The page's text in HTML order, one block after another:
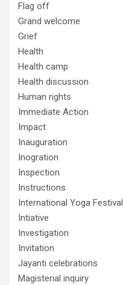
Flag off
Grand welcome
Grief
Health
Health camp
Health discussion
Human rights
Immediate Action
Impact
Inauguration
Inogration
Inspection
Instructions
International Yoga Festival
Intiative
Investigation
Invitation
Jayanti celebrations
Magisterial inquiry